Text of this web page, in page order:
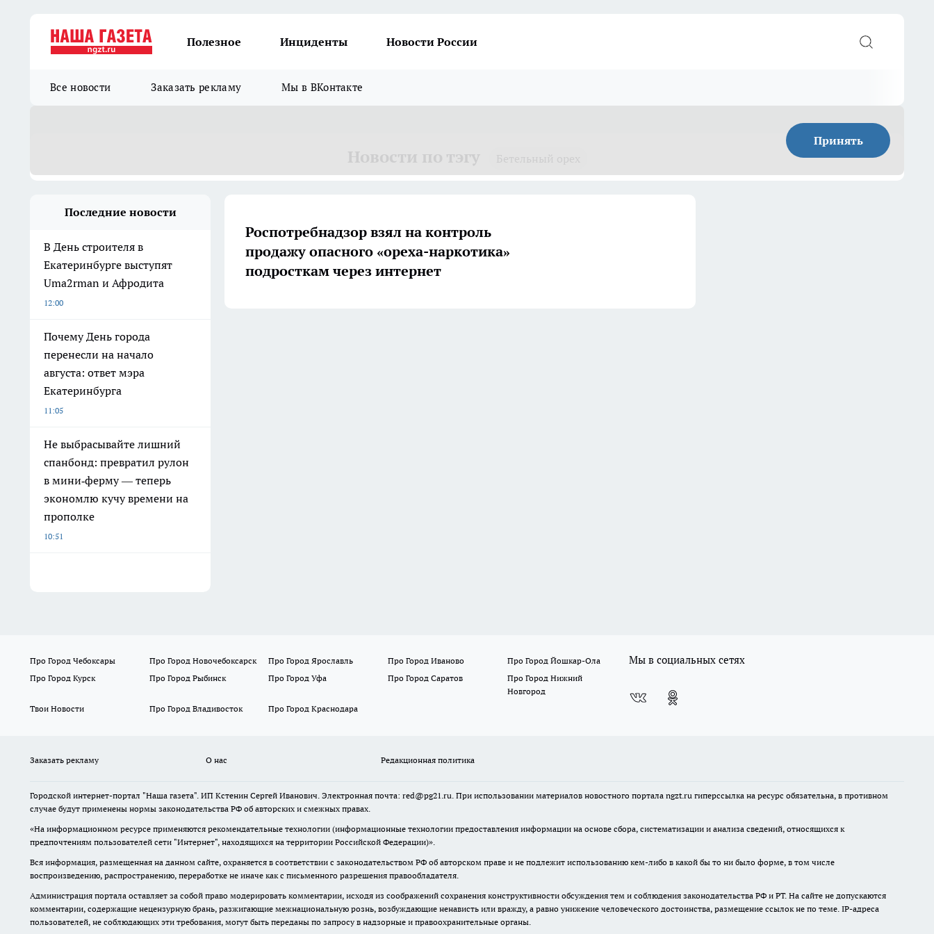
Полезное Инциденты Новости России
Все новости Заказать рекламу Мы в ВКонтакте
Принять
Последние новости
В День строителя в
Екатеринбурге выступят
Uma2rman и Афродита
12:00
Почему День города
перенесли на начало
августа: ответ мэра
Екатеринбурга
11:05
Не выбрасывайте лишний
спанбонд: превратил рулон
в мини‑ферму — теперь
экономлю кучу времени на
прополке
10:51
Роспотребнадзор взял на контроль
продажу опасного «ореха-наркотика»
подросткам через интернет
Про Город Чебоксары Про Город Новочебоксарск Про Город Ярославль Про Город Иваново
Про Город Йошкар-Ола
Про Город Курск
Про Город Рыбинск Про Город Уфа Про Город Саратов
Про Город Нижний
Новгород
Твои Новости
Про Город Владивосток Про Город Краснодара
Мы в социальных сетях
Заказать рекламу О нас Редакционная политика
Городской интернет-портал "Наша газета". ИП Кстенин Сергей Иванович. Электронная почта: red@pg21.ru. При использовании материалов новостного портала ngzt.ru гиперссылка на ресурс обязательна, в противном
случае будут применены нормы законодательства РФ об авторских и смежных правах.
«На информационном ресурсе применяются рекомендательные технологии (информационные технологии предоставления информации на основе сбора, систематизации и анализа сведений, относящихся к
предпочтениям пользователей сети "Интернет", находящихся на территории Российской Федерации)».
Вся информация, размещенная на данном сайте, охраняется в соответствии с законодательством РФ об авторском праве и не подлежит использованию кем-либо в какой бы то ни было форме, в том числе
воспроизведению, распространению, переработке не иначе как с письменного разрешения правообладателя.
Администрация портала оставляет за собой право модерировать комментарии, исходя из соображений сохранения конструктивности обсуждения тем и соблюдения законодательства РФ и РТ. На сайте не допускаются
комментарии, содержащие нецензурную брань, разжигающие межнациональную рознь, возбуждающие ненависть или вражду, а равно унижение человеческого достоинства, размещение ссылок не по теме. IP-адреса
пользователей, не соблюдающих эти требования, могут быть переданы по запросу в надзорные и правоохранительные органы.